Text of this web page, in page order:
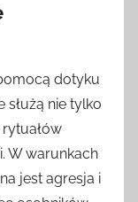
dotyku
nie tylko
W warunkach
jest agresja i